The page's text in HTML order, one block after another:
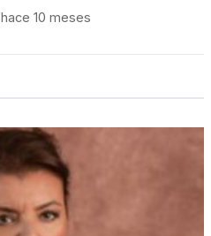
hace 10 meses